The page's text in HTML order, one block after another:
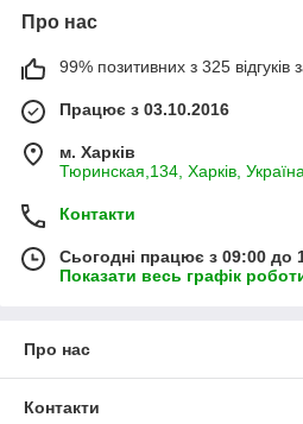
Про нас
99% позитивних з 325 відгуків
Працює з 03.10.2016
м. Харків
Тюринская,134, Харків,
Контакти
Сьогодні працює з 09:00 до
Показати весь графік
Про нас
Контакти